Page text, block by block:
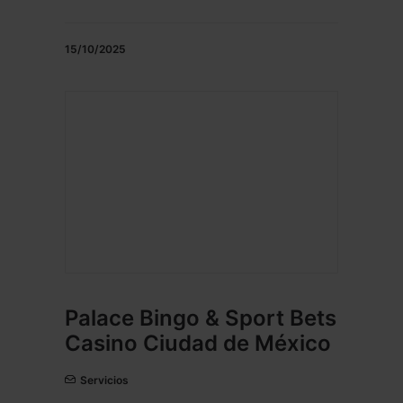
15/10/2025
Palace Bingo & Sport Bets
Casino Ciudad de México
Servicios